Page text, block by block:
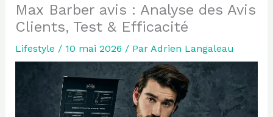
Max Barber avis : Analyse des Avis
Clients, Test & Efficacité
Lifestyle / 10 mai 2026 / Par Adrien Langaleau